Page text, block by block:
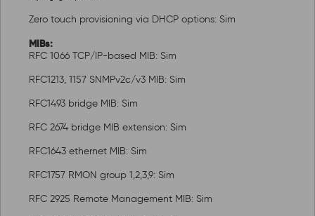
Zero touch provisioning via DHCP options: Sim
MIBs:
RFC 1066 TCP/IP-based MIB: Sim
RFC1213, 1157 SNMPv2c/v3 MIB: Sim
RFC1493 bridge MIB: Sim
RFC 2674 bridge MIB extension: Sim
RFC1643 ethernet MIB: Sim
RFC1757 RMON group 1,2,3,9: Sim
RFC 2925 Remote Management MIB: Sim